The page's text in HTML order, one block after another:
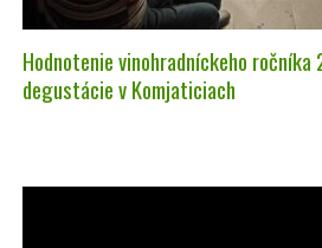
Hodnotenie vinohradníckeho ročníka
degustácie v Komjaticiach